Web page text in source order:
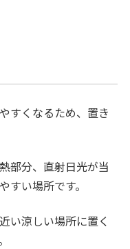
すくなるため、置き
部分、直射日光が当
すい場所です。
い涼しい場所に置く